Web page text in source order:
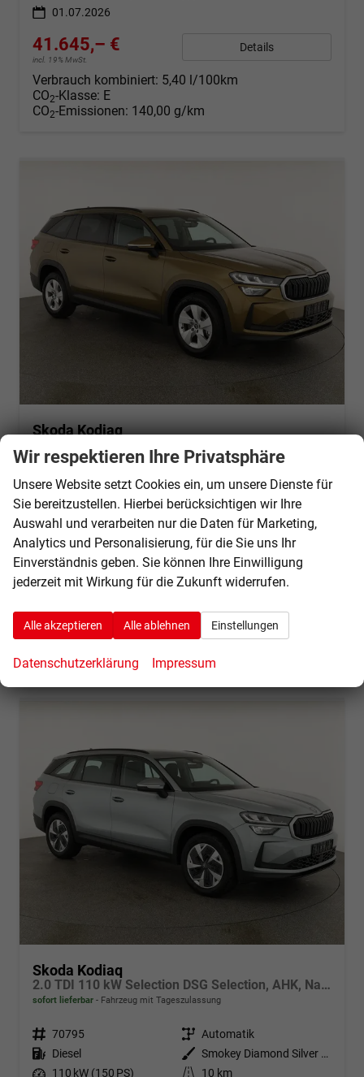
01.07.2026
41.645,– €
incl. 19% MwSt.
Details
Verbrauch kombiniert: 5,40 l/100km
CO2-Klasse: E
CO2-Emissionen: 140,00 g/km
Skoda Kodiaq
sofort lieferbar Fahrzeug mit Tageszulassung
Automatik
Bronx Gold Metallic
41.645,– € Details
Verbrauch kombiniert:6,40 l/100km
CO2-Klasse: F
Skoda Kodiaq
2.0 TDI 110 kW Selection DSG Selection, AHK, Navi, Side, Kamera, Winter, 4 J.-Garantie
sofort lieferbar Fahrzeug mit Tageszulassung
Fahrzeugnr. 70795 Getriebe Automatik
Kraftstoff Diesel Außenfarbe
Smokey Diamond Silver Metallic
Leistung 110 kW (150 PS) Kilometerstand 10 km
Wir respektieren Ihre Privatsphäre
Unsere Website setzt Cookies ein, um unsere Dienste für
Sie bereitzustellen. Hierbei berücksichtigen wir Ihre
Auswahl und verarbeiten nur die Daten für Marketing,
Analytics und Personalisierung, für die Sie uns Ihr
Einverständnis geben. Sie können Ihre Einwilligung
jederzeit mit Wirkung für die Zukunft widerrufen.
Alle akzeptieren Alle ablehnen Einstellungen
Datenschutzerklärung Impressum